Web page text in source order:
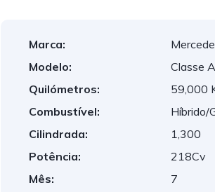
Marca:
Modelo:
Classe A
Quilómetros:
59,000
Combustível:
Híbrido/
Cilindrada:
1,300
Potência:
218Cv
Mês:
7